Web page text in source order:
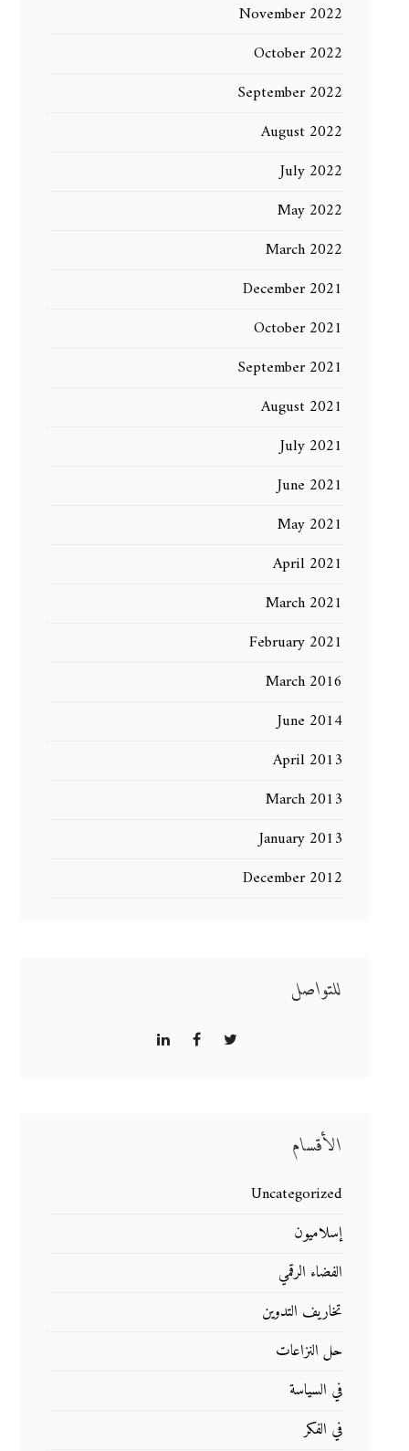
November 2022
October 2022
September 2022
August 2022
July 2022
May 2022
March 2022
December 2021
October 2021
September 2021
August 2021
July 2021
June 2021
May 2021
April 2021
March 2021
February 2021
March 2016
June 2014
April 2013
March 2013
January 2013
December 2012
للتواصل
الأقسام
Uncategorized
إسلاميون
الفضاء الرقمي
تخاريف التدوين
حل النزاعات
في السياسة
في الفكر